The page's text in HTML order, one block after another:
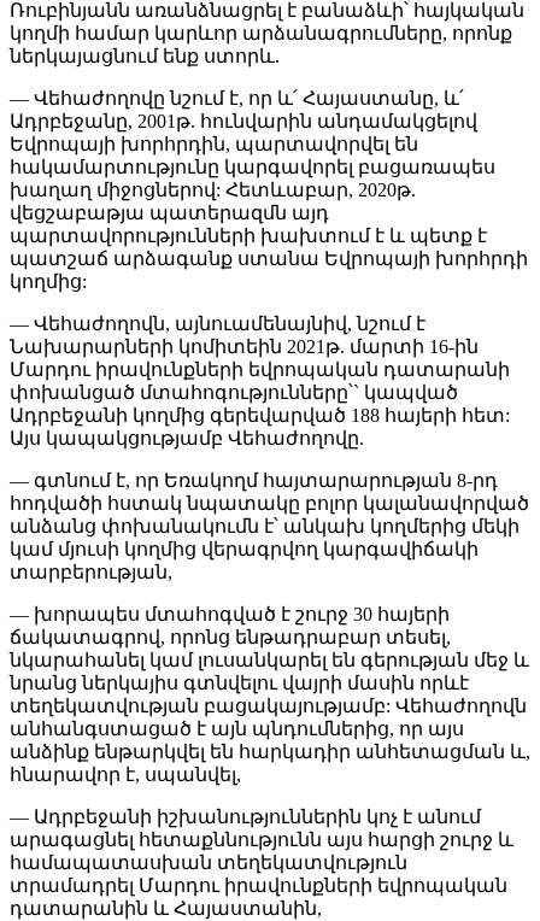
Ռուբինյանն առանձնացրել է բանաձևի՝ հայկական
կողմի համար կարևոր արձանագրումները, որոնք
ներկայացնում ենք ստորև.
— Վեհաժողովը նշում է, որ և՛ Հայաստանը, և՛
Ադրբեջանը, 2001թ. հունվարին անդամակցելով
Եվրոպայի խորհրդին, պարտավորվել են
հակամարտությունը կարգավորել բացառապես
խաղաղ միջոցներով: Հետևաբար, 2020թ.
վեցշաբաթյա պատերազմն այդ
պարտավորությունների խախտում է և պետք է
պատշաճ արձագանք ստանա Եվրոպայի խորհրդի
կողմից:
— Վեհաժողովն, այնուամենայնիվ, նշում է
Նախարարների կոմիտեին 2021թ. մարտի 16-ին
Մարդու իրավունքների եվրոպական դատարանի
փոխանցած մտահոգությունները՝` կապված
Ադրբեջանի կողմից գերեվարված 188 հայերի հետ:
Այս կապակցությամբ Վեհաժողովը.
— գտնում է, որ Եռակողմ հայտարարության 8-րդ
հոդվածի հստակ նպատակը բոլոր կալանավորված
անձանց փոխանակումն է՝ անկախ կողմերից մեկի
կամ մյուսի կողմից վերագրվող կարգավիճակի
տարբերության,
— խորապես մտահոգված է շուրջ 30 հայերի
ճակատագրով, որոնց ենթադրաբար տեսել,
նկարահանել կամ լուսանկարել են գերության մեջ և
նրանց ներկայիս գտնվելու վայրի մասին որևէ
տեղեկատվության բացակայությամբ: Վեհաժողովն
անհանգստացած է այն պնդումներից, որ այս
անձինք ենթարկվել են հարկադիր անհետացման և,
հնարավոր է, սպանվել,
— Ադրբեջանի իշխանություններին կոչ է անում
արագացնել հետաքննությունն այս հարցի շուրջ և
համապատասխան տեղեկատվություն
տրամադրել Մարդու իրավունքների եվրոպական
դատարանին և Հայաստանին,